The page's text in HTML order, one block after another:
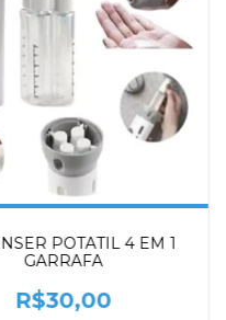
POTATIL 4 EM 1
GARRAFA
R$30,00